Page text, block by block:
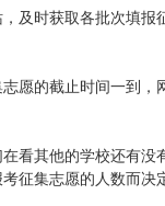
及时获取各批次填报
愿的截止时间一到，
看其他的学校还有没
征集志愿的人数而决